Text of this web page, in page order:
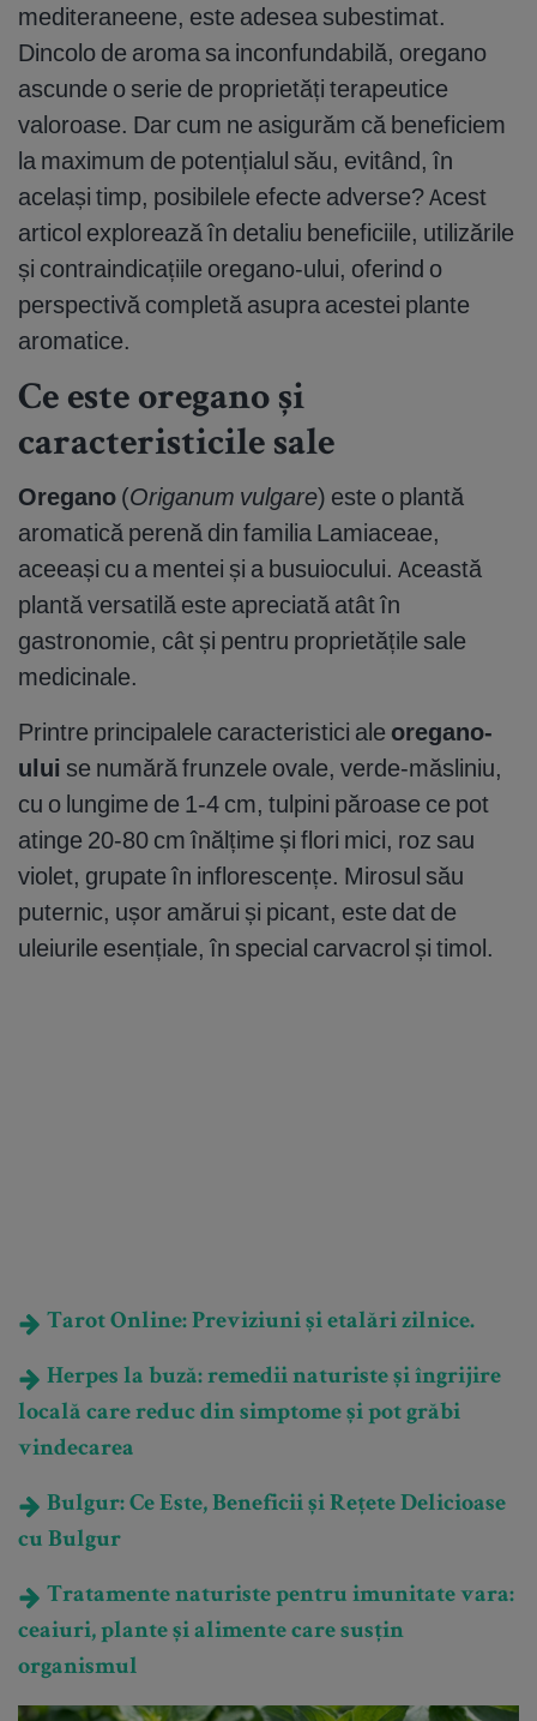
mediteraneene, este adesea subestimat.
Dincolo de aroma sa inconfundabilă, oregano
ascunde o serie de proprietăți terapeutice
valoroase. Dar cum ne asigurăm că beneficiem
la maximum de potențialul său, evitând, în
același timp, posibilele efecte adverse? Acest
articol explorează în detaliu beneficiile, utilizările
și contraindicațiile oregano-ului, oferind o
perspectivă completă asupra acestei plante
aromatice.
Ce este oregano și
caracteristicile sale
Oregano (Origanum vulgare) este o plantă
aromatică perenă din familia Lamiaceae,
aceeași cu a mentei și a busuiocului. Această
plantă versatilă este apreciată atât în
gastronomie, cât și pentru proprietățile sale
medicinale.
Printre principalele caracteristici ale oregano-
ului se numără frunzele ovale, verde-măsliniu,
cu o lungime de 1-4 cm, tulpini păroase ce pot
atinge 20-80 cm înălțime și flori mici, roz sau
violet, grupate în inflorescențe. Mirosul său
puternic, ușor amărui și picant, este dat de
uleiurile esențiale, în special carvacrol și timol.
Tarot Online: Previziuni și etalări zilnice.
Herpes la buză: remedii naturiste și îngrijire
locală care reduc din simptome și pot grăbi
vindecarea
Bulgur: Ce Este, Beneficii și Rețete Delicioase
cu Bulgur
Tratamente naturiste pentru imunitate vara:
ceaiuri, plante și alimente care susțin
organismul